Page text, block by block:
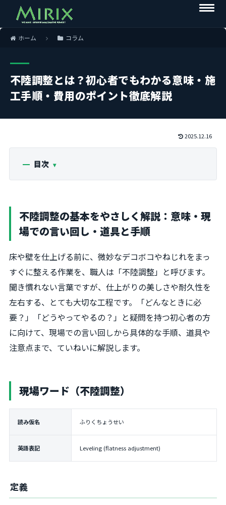
ホーム コラム
不陸調整とは？初心者でもわかる意味・施
工手順・費用のポイント徹底解説
2025.12.16
目次
不陸調整の基本をやさしく解説：意味・現
場での言い回し・道具と手順
床や壁を仕上げる前に、微妙なデコボコやねじれをまっ
すぐに整える作業を、職人は「不陸調整」と呼びます。
聞き慣れない言葉ですが、仕上がりの美しさや耐久性を
左右する、とても大切な工程です。「どんなときに必
要？」「どうやってやるの？」と疑問を持つ初心者の方
に向けて、現場での言い回しから具体的な手順、道具や
注意点まで、ていねいに解説します。
現場ワード（不陸調整）
読み仮名 ふりくちょうせい
英語表記 Leveling (flatness adjustment)
定義